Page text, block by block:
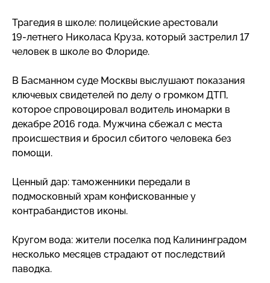
Трагедия в школе: полицейские арестовали
19-летнего Николаса Круза, который застрелил 17
человек в школе во Флориде.
В Басманном суде Москвы выслушают показания
ключевых свидетелей по делу о громком ДТП,
которое спровоцировал водитель иномарки в
декабре 2016 года. Мужчина сбежал с места
происшествия и бросил сбитого человека без
помощи.
Ценный дар: таможенники передали в
подмосковный храм конфискованные у
контрабандистов иконы.
Кругом вода: жители поселка под Калининградом
несколько месяцев страдают от последствий
паводка.